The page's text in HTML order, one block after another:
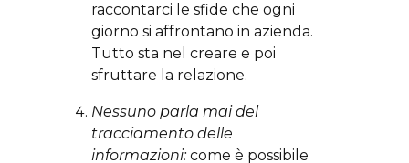
raccontarci le sfide che ogni
giorno si affrontano in azienda.
Tutto sta nel creare e poi
sfruttare la relazione.
Nessuno parla mai del
tracciamento delle
informazioni:come è possibile